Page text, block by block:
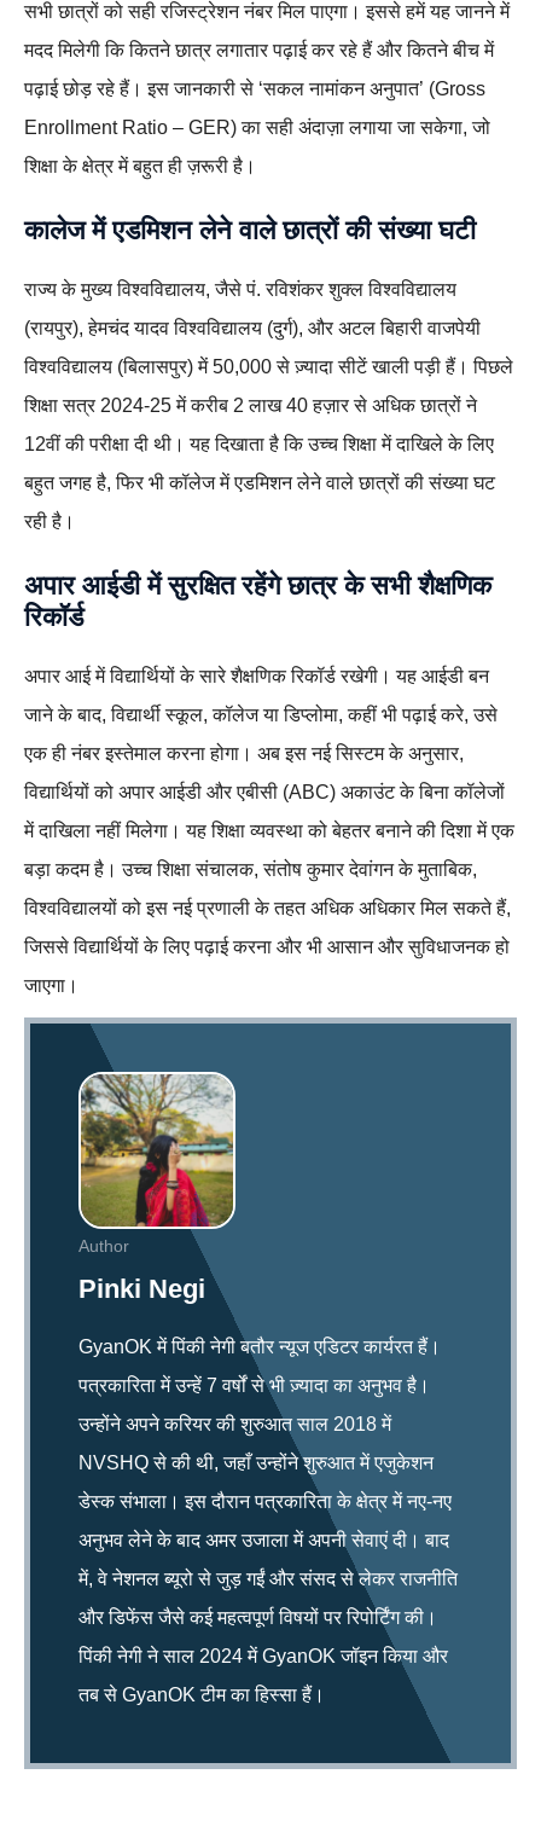
सभी छात्रों को सही रजिस्ट्रेशन नंबर मिल पाएगा। इससे हमें यह जानने में
मदद मिलेगी कि कितने छात्र लगातार पढ़ाई कर रहे हैं और कितने बीच में
पढ़ाई छोड़ रहे हैं। इस जानकारी से ‘सकल नामांकन अनुपात’ (Gross
Enrollment Ratio – GER) का सही अंदाज़ा लगाया जा सकेगा, जो
शिक्षा के क्षेत्र में बहुत ही ज़रूरी है।
कालेज में एडमिशन लेने वाले छात्रों की संख्या घटी
राज्य के मुख्य विश्वविद्यालय, जैसे पं. रविशंकर शुक्ल विश्वविद्यालय
(रायपुर), हेमचंद यादव विश्वविद्यालय (दुर्ग), और अटल बिहारी वाजपेयी
विश्वविद्यालय (बिलासपुर) में 50,000 से ज़्यादा सीटें खाली पड़ी हैं। पिछले
शिक्षा सत्र 2024-25 में करीब 2 लाख 40 हज़ार से अधिक छात्रों ने
12वीं की परीक्षा दी थी। यह दिखाता है कि उच्च शिक्षा में दाखिले के लिए
बहुत जगह है, फिर भी कॉलेज में एडमिशन लेने वाले छात्रों की संख्या घट
रही है।
अपार आईडी में सुरक्षित रहेंगे छात्र के सभी शैक्षणिक
रिकॉर्ड
अपार आई में विद्यार्थियों के सारे शैक्षणिक रिकॉर्ड रखेगी। यह आईडी बन
जाने के बाद, विद्यार्थी स्कूल, कॉलेज या डिप्लोमा, कहीं भी पढ़ाई करे, उसे
एक ही नंबर इस्तेमाल करना होगा। अब इस नई सिस्टम के अनुसार,
विद्यार्थियों को अपार आईडी और एबीसी (ABC) अकाउंट के बिना कॉलेजों
में दाखिला नहीं मिलेगा। यह शिक्षा व्यवस्था को बेहतर बनाने की दिशा में एक
बड़ा कदम है। उच्च शिक्षा संचालक, संतोष कुमार देवांगन के मुताबिक,
विश्वविद्यालयों को इस नई प्रणाली के तहत अधिक अधिकार मिल सकते हैं,
जिससे विद्यार्थियों के लिए पढ़ाई करना और भी आसान और सुविधाजनक हो
जाएगा।
Author
Pinki Negi
GyanOK में पिंकी नेगी बतौर न्यूज एडिटर कार्यरत हैं।
पत्रकारिता में उन्हें 7 वर्षों से भी ज़्यादा का अनुभव है।
उन्होंने अपने करियर की शुरुआत साल 2018 में
NVSHQ से की थी, जहाँ उन्होंने शुरुआत में एजुकेशन
डेस्क संभाला। इस दौरान पत्रकारिता के क्षेत्र में नए-नए
अनुभव लेने के बाद अमर उजाला में अपनी सेवाएं दी। बाद
में, वे नेशनल ब्यूरो से जुड़ गईं और संसद से लेकर राजनीति
और डिफेंस जैसे कई महत्वपूर्ण विषयों पर रिपोर्टिंग की।
पिंकी नेगी ने साल 2024 में GyanOK जॉइन किया और
तब से GyanOK टीम का हिस्सा हैं।